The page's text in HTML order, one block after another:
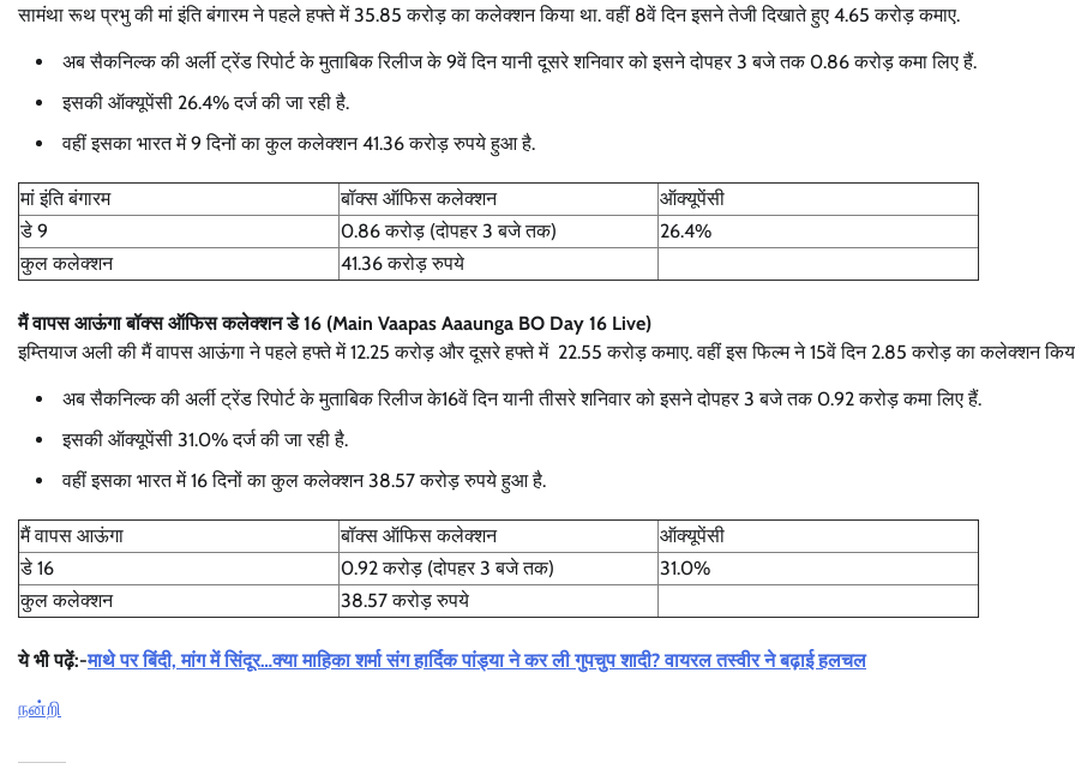
सामंथा रूथ प्रभु की मां इंति बंगारम ने पहले हफ्ते में 35.85 करोड़ का कलेक्शन किया था. वहीं 8वें दिन इसने तेजी दिखाते हुए 4.65 करोड़ कमाए.
अब सैकनिल्क की अर्ली ट्रेंड रिपोर्ट के मुताबिक रिलीज के 9वें दिन यानी दूसरे शनिवार को इसने दोपहर 3 बजे तक 0.86 करोड़ कमा लिए हैं.
इसकी ऑक्यूपेंसी 26.4% दर्ज की जा रही है.
वहीं इसका भारत में 9 दिनों का कुल कलेक्शन 41.36 करोड़ रुपये हुआ है.
मां इंति बंगारम बॉक्स ऑफिस कलेक्शन
ऑक्यूपेंसी
डे 9
0.86 करोड़ (दोपहर 3 बजे तक)
26.4%
कुल कलेक्शन
41.36 करोड़ रुपये
मैं वापस आऊंगा बॉक्स ऑफिस कलेक्शन डे 16 (Main Vaapas Aaaunga BO Day 16 Live)
इम्तियाज अली की मैं वापस आऊंगा ने पहले हफ्ते में 12.25 करोड़ और दूसरे हफ्ते में 22.55 करोड़ कमाए. वहीं इस फिल्म ने 15वें दिन 2.85 करोड़ का कलेक्शन
अब सैकनिल्क की अर्ली ट्रेंड रिपोर्ट के मुताबिक रिलीज के16वें दिन यानी तीसरे शनिवार को इसने दोपहर 3 बजे तक 0.92 करोड़ कमा लिए हैं.
इसकी ऑक्यूपेंसी 31.0% दर्ज की जा रही है.
वहीं इसका भारत में 16 दिनों का कुल कलेक्शन 38.57 करोड़ रुपये हुआ है.
मैं वापस आऊंगा बॉक्स ऑफिस कलेक्शन
ऑक्यूपेंसी
डे 16
0.92 करोड़ (दोपहर 3 बजे तक)
31.0%
कुल कलेक्शन
38.57 करोड़ रुपये
ये भी पढ़ें:-माथे पर बिंदी, मांग में सिंदूर…क्या माहिका शर्मा संग हार्दिक पांड्या ने कर ली गुपचुप शादी? वायरल तस्वीर ने बढ़ाई हलचल
நன்றி